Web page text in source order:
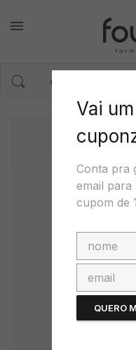
Vai um
Conta pra
email
cupom de
QUERO